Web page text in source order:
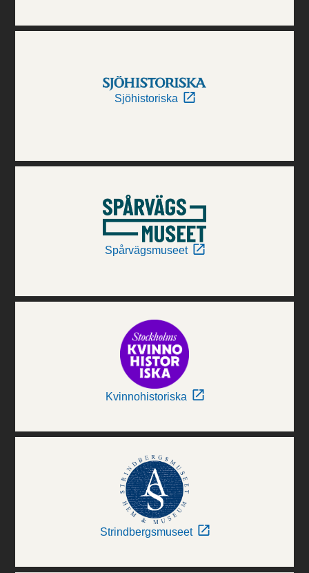
Sjöhistoriska
Spårvägsmuseet
Kvinnohistoriska
Strindbergsmuseet